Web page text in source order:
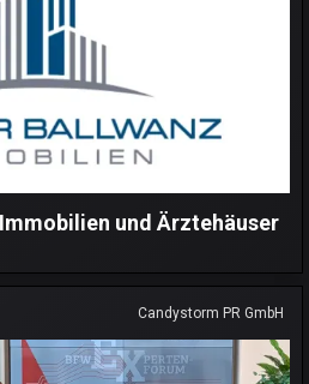
und Ärztehäuser
Candystorm PR GmbH